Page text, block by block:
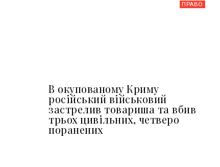
ПРАВО
В окупованому Криму
російський військовий
застрелив товариша та вбив
трьох цивільних, четверо
поранених